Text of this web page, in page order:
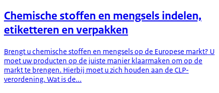
Chemische stoffen en mengsels indelen,
etiketteren en verpakken
Brengt u chemische stoffen en mengsels op de Europese markt? U
moet uw producten op de juiste manier klaarmaken om op de
markt te brengen. Hierbij moet u zich houden aan de CLP-
verordening. Wat is de...